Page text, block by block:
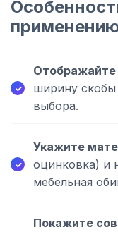
ширину скобы
выбора.
Укажите
оцинковка) и
мебельная
Покажите